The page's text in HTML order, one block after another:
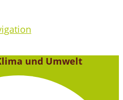
und Umwelt